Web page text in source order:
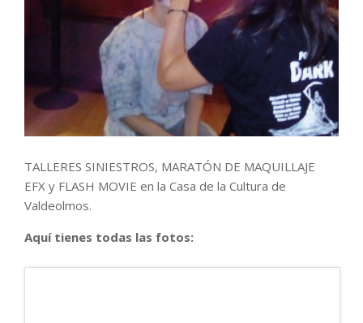
TALLERES SINIESTROS, MARATÓN DE MAQUILLAJE
EFX y FLASH MOVIE en la Casa de la Cultura de
Valdeolmos.
Aquí tienes todas las fotos: